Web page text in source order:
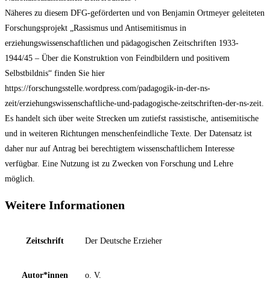
Näheres zu diesem DFG-geförderten und von Benjamin Ortmeyer geleiteten
Forschungsprojekt „Rassismus und Antisemitismus in
erziehungswissenschaftlichen und pädagogischen Zeitschriften 1933-
1944/45 – Über die Konstruktion von Feindbildern und positivem
Selbstbildnis“ finden Sie hier
https://forschungsstelle.wordpress.com/padagogik-in-der-ns-
zeit/erziehungswissenschaftliche-und-padagogische-zeitschriften-der-ns-zeit.
Es handelt sich über weite Strecken um zutiefst rassistische, antisemitische
und in weiteren Richtungen menschenfeindliche Texte. Der Datensatz ist
daher nur auf Antrag bei berechtigtem wissenschaftlichem Interesse
verfügbar. Eine Nutzung ist zu Zwecken von Forschung und Lehre
möglich.
Weitere Informationen
Zeitschrift Der Deutsche Erzieher
Autor*innen o. V.